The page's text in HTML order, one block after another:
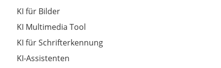
KI für Bilder
KI Multimedia Tool
KI für Schrifterkennung
KI-Assistenten